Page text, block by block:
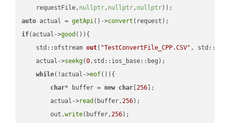
    requestFile,
nullptr, nullptr, nullptr))
auto actual = getApi()->convert
if(actual->good ()){
std::ofstream out( "TestConvertFile_CPP.CSV" ,
    actual->
seekg(0,std::ios_base::beg);
while(!actual->eof()){
char* buffer = new char [256 ];
        actual->
read (buffer,256);
        out.
write(buffer,256);